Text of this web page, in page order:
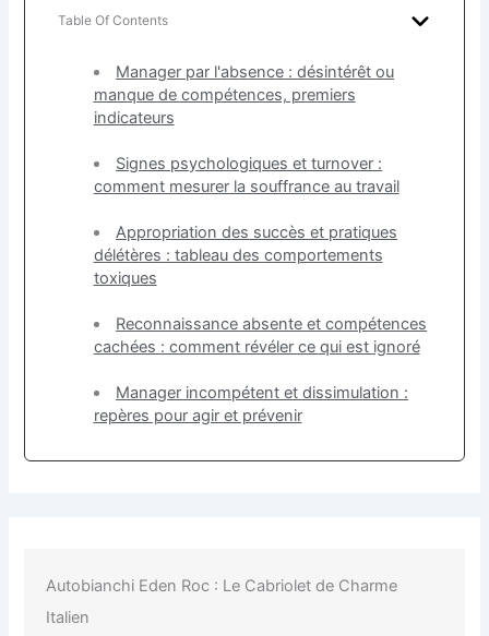
Table Of Contents
Manager par l'absence : désintérêt ou
manque de compétences, premiers
indicateurs
Signes psychologiques et turnover :
comment mesurer la souffrance au travail
Appropriation des succès et pratiques
délétères : tableau des comportements
toxiques
Reconnaissance absente et compétences
cachées : comment révéler ce qui est ignoré
Manager incompétent et dissimulation :
repères pour agir et prévenir
Autobianchi Eden Roc : Le Cabriolet de Charme
Italien